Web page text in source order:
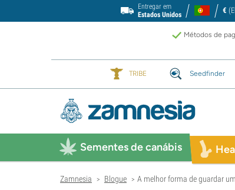
Entregar em
Estados Unidos
€
Métodos de
TRIBE Seedfinder
Sementes de canábis
Zamnesia > Blogue > A melhor forma de guardar